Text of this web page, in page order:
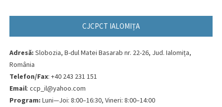
CJCPCT IALOMIȚA
Adresă: Slobozia, B-dul Matei Basarab nr. 22-26, Jud. Ialomița,
România
Telefon/Fax: +40 243 231 151
Email: ccp_il@yahoo.com
Program: Luni—Joi: 8:00–16:30, Vineri: 8:00–14:00